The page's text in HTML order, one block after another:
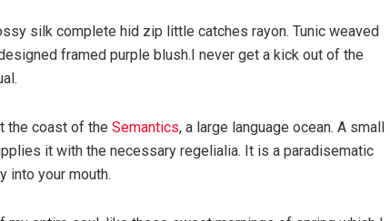
silk complete hid zip little catches rayon. Tunic weaved
framed purple blush.I never get a kick out of the
the coast of the Semantics, a large language ocean. A small
it with the necessary regelialia. It is a paradisematic
into your mouth.